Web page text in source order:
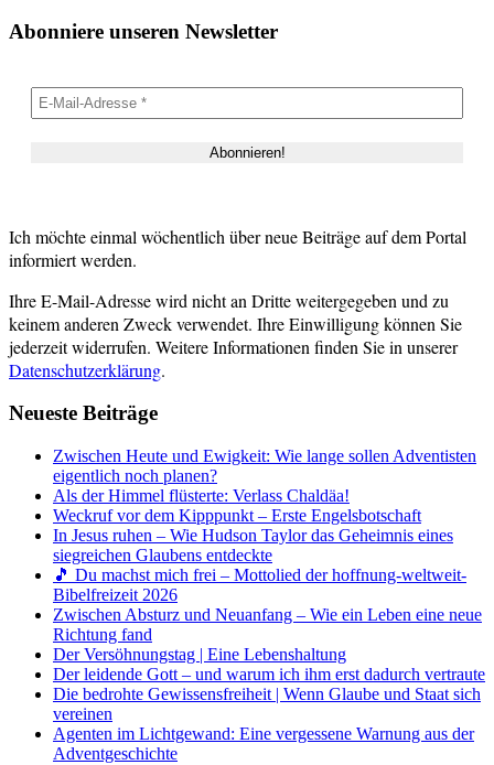
Abonniere unseren Newsletter
Ich möchte einmal wöchentlich über neue Beiträge auf dem Portal
informiert werden.
Ihre E-Mail-Adresse wird nicht an Dritte weitergegeben und zu
keinem anderen Zweck verwendet. Ihre Einwilligung können Sie
jederzeit widerrufen. Weitere Informationen finden Sie in unserer
Datenschutzerklärung.
Neueste Beiträge
Zwischen Heute und Ewigkeit: Wie lange sollen Adventisten
eigentlich noch planen?
Als der Himmel flüsterte: Verlass Chaldäa!
Weckruf vor dem Kipppunkt – Erste Engelsbotschaft
In Jesus ruhen – Wie Hudson Taylor das Geheimnis eines
siegreichen Glaubens entdeckte
🎵 Du machst mich frei – Mottolied der hoffnung-weltweit-
Bibelfreizeit 2026
Zwischen Absturz und Neuanfang – Wie ein Leben eine neue
Richtung fand
Der Versöhnungstag | Eine Lebenshaltung
Der leidende Gott – und warum ich ihm erst dadurch vertraute
Die bedrohte Gewissensfreiheit | Wenn Glaube und Staat sich
vereinen
Agenten im Lichtgewand: Eine vergessene Warnung aus der
Adventgeschichte